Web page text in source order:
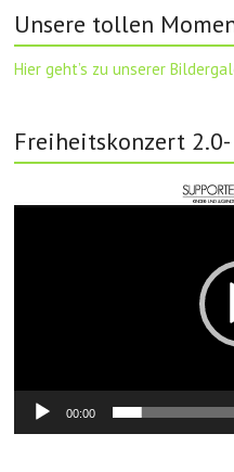
Unsere tollen
Hier geht’s zu unserer
Freiheitskonzert
Player
00:00